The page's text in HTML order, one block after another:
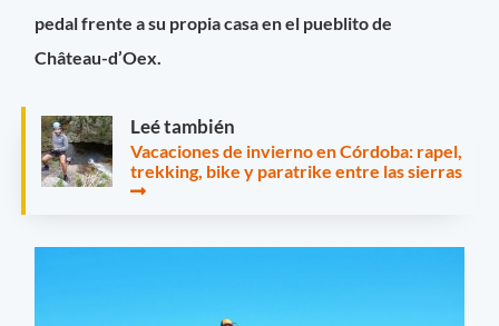
pedal frente a su propia casa en el pueblito de
Château-d’Oex.
Leé también
Vacaciones de invierno en Córdoba: rapel,
trekking, bike y paratrike entre las sierras